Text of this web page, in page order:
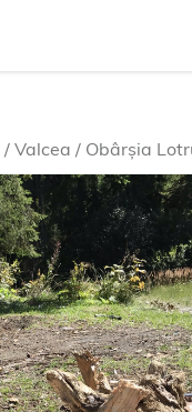
/ Valcea / Obârşia